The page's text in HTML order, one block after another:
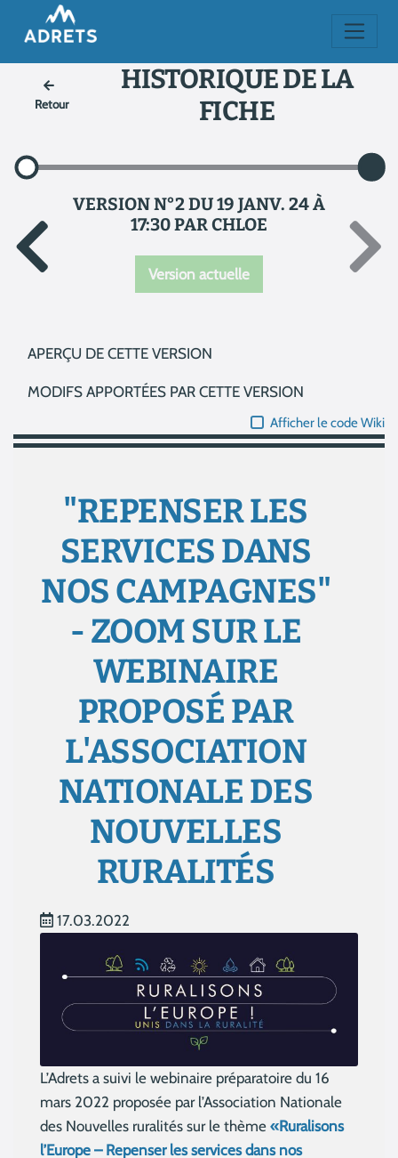
Retour
HISTORIQUE DE LA
FICHE
VERSION N°2 DU 19 JANV. 24 À
17:30 PAR CHLOE
Version actuelle
APERÇU DE CETTE VERSION
MODIFS APPORTÉES PAR CETTE VERSION
Afficher le code Wiki
"REPENSER LES
SERVICES DANS
NOS CAMPAGNES"
- ZOOM SUR LE
WEBINAIRE
PROPOSÉ PAR
L'ASSOCIATION
NATIONALE DES
NOUVELLES
RURALITÉS
17.03.2022
L’Adrets a suivi le webinaire préparatoire du 16
mars 2022 proposée par l’Association Nationale
des Nouvelles ruralités sur le thème «Ruralisons
l’Europe – Repenser les services dans nos